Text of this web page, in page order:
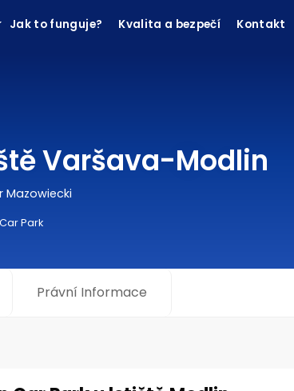
Jak to funguje? Kvalita a bezpečí Kontakt
Varšava-Modlin
Mazowiecki
Park
Právní Informace